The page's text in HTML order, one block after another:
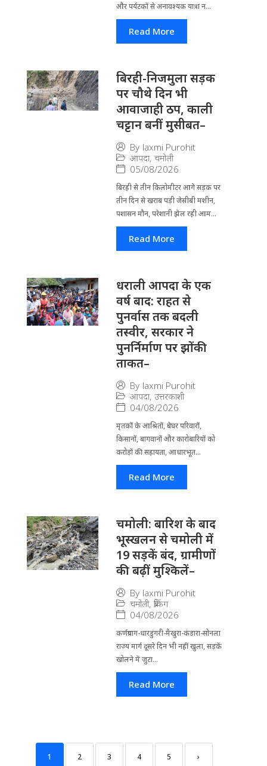
और पर्यटकों से अनावश्यक यात्रा न...
Read More
बिरही-निजमुला सड़क
पर चौथे दिन भी
आवाजाही ठप, काली
चट्टान बनीं मुसीबत–
By laxmi Purohit
आपदा, चमोली
05/08/2026
बिरही से तीन किलोमीटर आगे सड़क पर
तीन दिन से खराब पड़ी जेसीबी मशीन,
पशासन मौन, परेशानी झेल रही आम...
Read More
धराली आपदा के एक
वर्ष बाद: राहत से
पुनर्वास तक बदली
तस्वीर, सरकार ने
पुनर्निर्माण पर झोंकी
ताकत–
By laxmi Purohit
आपदा, उत्तरकाशी
04/08/2026
मृतकों के आश्रितों, बेघर परिवारों,
किसानों, बागवानों और कारोबारियों को
करोड़ों की सहायता, आधारभूत...
Read More
चमोली: बारिश के बाद
भूस्खलन से चमोली में
19 सड़कें बंद, ग्रामीणों
की बढ़ीं मुश्किलें–
By laxmi Purohit
चमोली, ब्रेकिंग
04/08/2026
कर्णप्रयाग-धारडुंगरी-मैखुरा-कंडारा-सोनला
राज्य मार्ग दूसरे दिन भी नहीं खुला, सड़कें
खोलने में जुटा...
Read More
1 2 3 4 5 ›